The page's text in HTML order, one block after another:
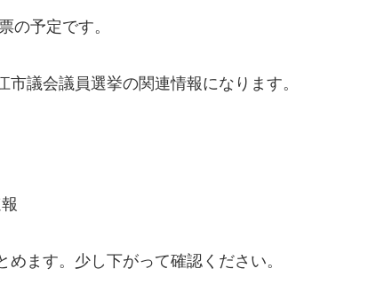
の予定です。
市議会議員選挙の関連情報になります。
めます。少し下がって確認ください。